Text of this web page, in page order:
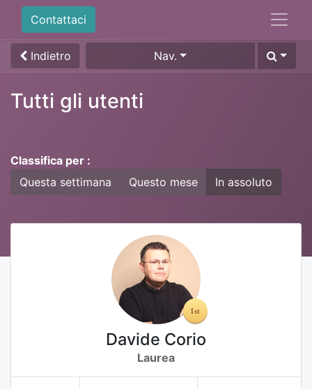
Contattaci
Indietro Nav.
Tutti gli utenti
Classifica per :
Questa settimana
Questo mese In assoluto
Davide Corio
Laurea